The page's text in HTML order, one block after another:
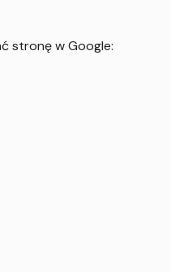
stronę w Google: